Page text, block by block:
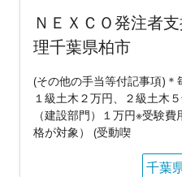
ＮＥＸＣＯ発注者
理千葉県柏市
(その他の手当等付記事項)
１級土木２万円、２級土木
（建設部門）１万円※受験
格が対象） (受動喫
千葉